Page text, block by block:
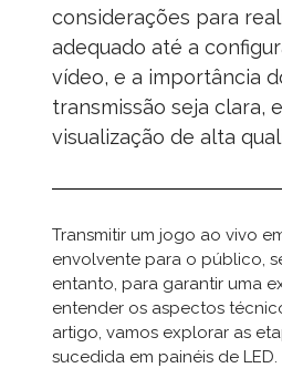
considerações para
adequado até a
vídeo, e a importância
transmissão seja clara,
visualização de alta
Transmitir um jogo ao vivo
envolvente para o público,
entanto, para garantir uma
entender os aspectos
artigo, vamos explorar as
sucedida em painéis de LED.